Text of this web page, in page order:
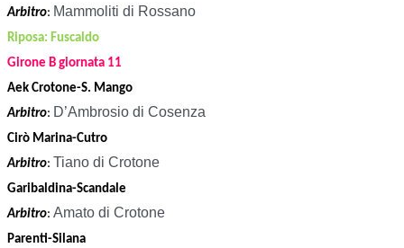
Arbitro: Mammoliti di Rossano
Riposa: Fuscaldo
Girone B giornata 11
Aek Crotone-S. Mango
Arbitro: D’Ambrosio di Cosenza
Cirò Marina-Cutro
Arbitro: Tiano di Crotone
Garibaldina-Scandale
Arbitro: Amato di Crotone
Parenti-Silana